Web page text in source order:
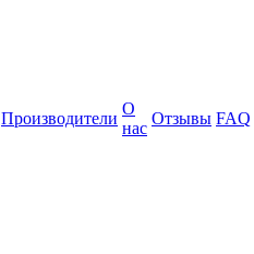
Производители
О
нас
Отзывы FAQ